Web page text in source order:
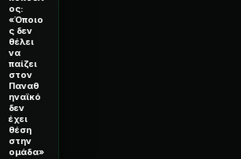
ος:
«Όποιο
ς δεν
θέλει
να
παίζει
στον
Παναθ
ηναϊκό
δεν
έχει
θέση
στην
ομάδα»